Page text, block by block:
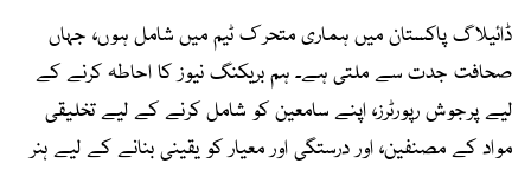
ڈائیلاگ پاکستان میں ہماری متحرک ٹیم میں شامل ہوں، جہاں
صحافت جدت سے ملتی ہے۔ ہم بریکنگ نیوز کا احاطہ کرنے کے
لیے پرجوش رپورٹرز، اپنے سامعین کو شامل کرنے کے لیے تخلیقی
مواد کے مصنفین، اور درستگی اور معیار کو یقینی بنانے کے لیے ہنر